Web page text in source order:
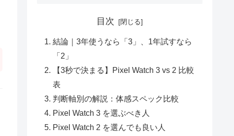
目次
結論｜3年使うなら「3」、1年試すなら
「2」
【3秒で決まる】Pixel Watch 3 vs 2 比較
表
判断軸別の解説：体感スペック比較
Pixel Watch 3 を選ぶべき人
Pixel Watch 2 を選んでも良い人